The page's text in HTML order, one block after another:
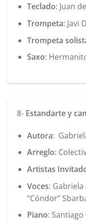
Teclado: Juan
Trompeta: Javi
Trompeta
Saxo:
8- Estandarte y
Autora:
Arreglo:
Artistas
Voces: Gabriela
“Cóndor”
Piano: